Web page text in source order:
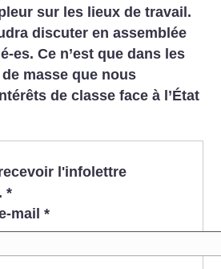
sur les lieux de travail.
discuter en assemblée
es. Ce n’est que dans les
masse que nous
de classe face à l’État
l'infolettre
*
mail *